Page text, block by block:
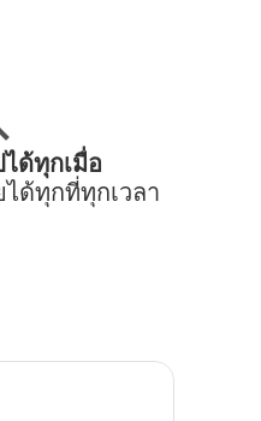
ด้ทุกเมื่อ
ด้ทุกที่ทุกเวลา